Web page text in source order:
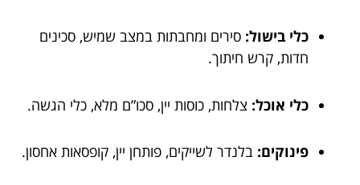
כלי בישול: סירים ומחבתות במצב שמיש, סכינים
חדות, קרש חיתוך.
כלי אוכל: צלחות, כוסות יין, סכו”ם מלא, כלי הגשה.
פינוקים: בלנדר לשייקים, פותחן יין, קופסאות אחסון.